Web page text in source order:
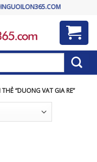
“DUONG VAT GIA RE”